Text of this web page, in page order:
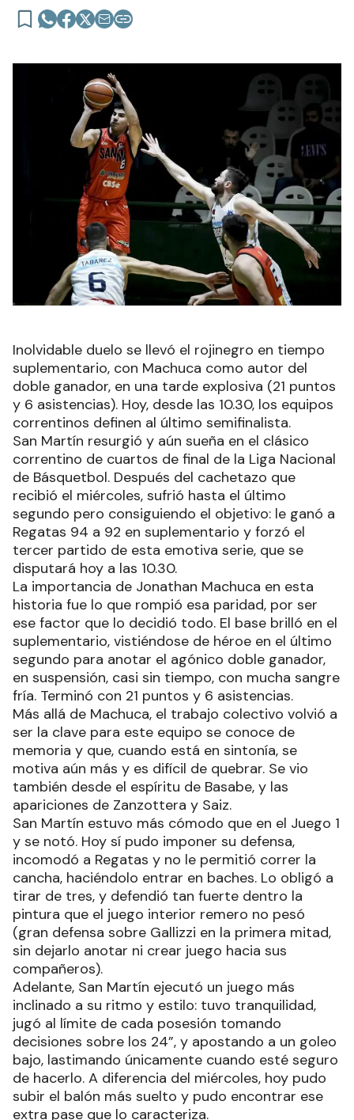
Inolvidable duelo se llevó el rojinegro en tiempo
suplementario, con Machuca como autor del
doble ganador, en una tarde explosiva (21 puntos
y 6 asistencias). Hoy, desde las 10.30, los equipos
correntinos definen al último semifinalista.
San Martín resurgió y aún sueña en el clásico
correntino de cuartos de final de la Liga Nacional
de Básquetbol. Después del cachetazo que
recibió el miércoles, sufrió hasta el último
segundo pero consiguiendo el objetivo: le ganó a
Regatas 94 a 92 en suplementario y forzó el
tercer partido de esta emotiva serie, que se
disputará hoy a las 10.30.
La importancia de Jonathan Machuca en esta
historia fue lo que rompió esa paridad, por ser
ese factor que lo decidió todo. El base brilló en el
suplementario, vistiéndose de héroe en el último
segundo para anotar el agónico doble ganador,
en suspensión, casi sin tiempo, con mucha sangre
fría. Terminó con 21 puntos y 6 asistencias.
Más allá de Machuca, el trabajo colectivo volvió a
ser la clave para este equipo se conoce de
memoria y que, cuando está en sintonía, se
motiva aún más y es difícil de quebrar. Se vio
también desde el espíritu de Basabe, y las
apariciones de Zanzottera y Saiz.
San Martín estuvo más cómodo que en el Juego 1
y se notó. Hoy sí pudo imponer su defensa,
incomodó a Regatas y no le permitió correr la
cancha, haciéndolo entrar en baches. Lo obligó a
tirar de tres, y defendió tan fuerte dentro la
pintura que el juego interior remero no pesó
(gran defensa sobre Gallizzi en la primera mitad,
sin dejarlo anotar ni crear juego hacia sus
compañeros).
Adelante, San Martín ejecutó un juego más
inclinado a su ritmo y estilo: tuvo tranquilidad,
jugó al límite de cada posesión tomando
decisiones sobre los 24”, y apostando a un goleo
bajo, lastimando únicamente cuando esté seguro
de hacerlo. A diferencia del miércoles, hoy pudo
subir el balón más suelto y pudo encontrar ese
extra pase que lo caracteriza.